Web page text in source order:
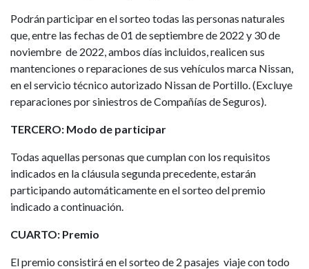
Podrán participar en el sorteo todas las personas naturales
que, entre las fechas de 01 de septiembre de 2022 y 30 de
noviembre de 2022, ambos días incluidos, realicen sus
mantenciones o reparaciones de sus vehículos marca Nissan,
en el servicio técnico autorizado Nissan de Portillo. (Excluye
reparaciones por siniestros de Compañías de Seguros).
TERCERO: Modo de participar
Todas aquellas personas que cumplan con los requisitos
indicados en la cláusula segunda precedente, estarán
participando automáticamente en el sorteo del premio
indicado a continuación.
CUARTO: Premio
El premio consistirá en el sorteo de 2 pasajes viaje con todo